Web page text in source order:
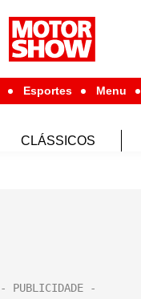
Esportes Menu
CLÁSSICOS